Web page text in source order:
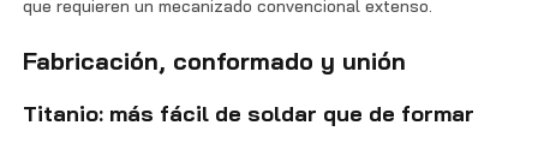
que requieren un mecanizado convencional extenso.
Fabricación, conformado y unión
Titanio: más fácil de soldar que de formar